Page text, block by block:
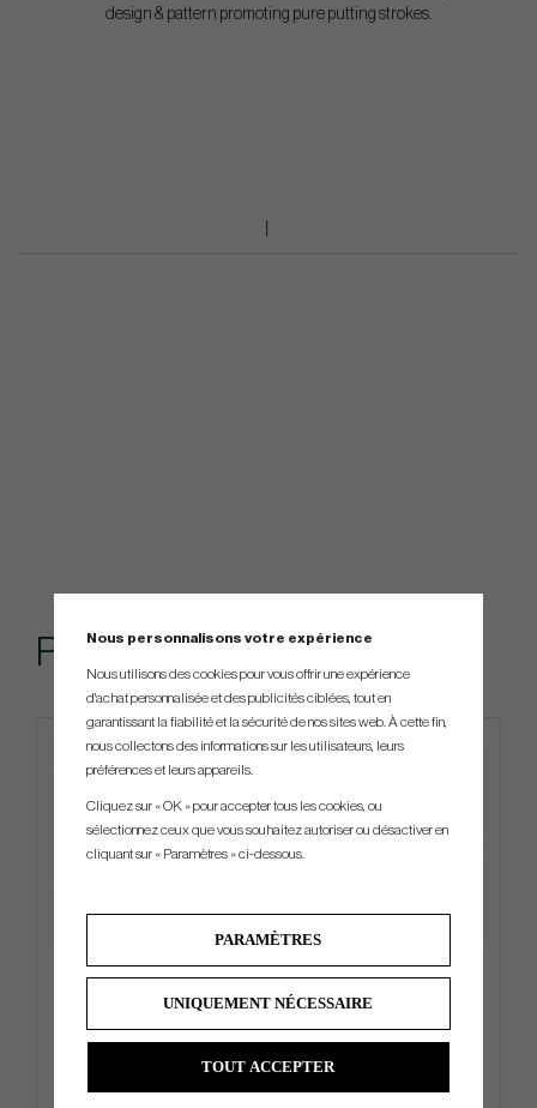
design & pattern promoting pure putting strokes.
Produits similaires
TaylorMade Tour Qi4D 2026 -
€576€630
Wilson Staff Model MT22
€270€315
Nous personnalisons votre expérience
Nous utilisons des cookies pour vous offrir une expérience
d'achat personnalisée et des publicités ciblées, tout en
garantissant la fiabilité et la sécurité de nos sites web. À cette fin,
nous collectons des informations sur les utilisateurs, leurs
préférences et leurs appareils.
Cliquez sur « OK » pour accepter tous les cookies, ou
sélectionnez ceux que vous souhaitez autoriser ou désactiver en
cliquant sur « Paramètres » ci-dessous.
PARAMÈTRES
UNIQUEMENT NÉCESSAIRE
TOUT ACCEPTER